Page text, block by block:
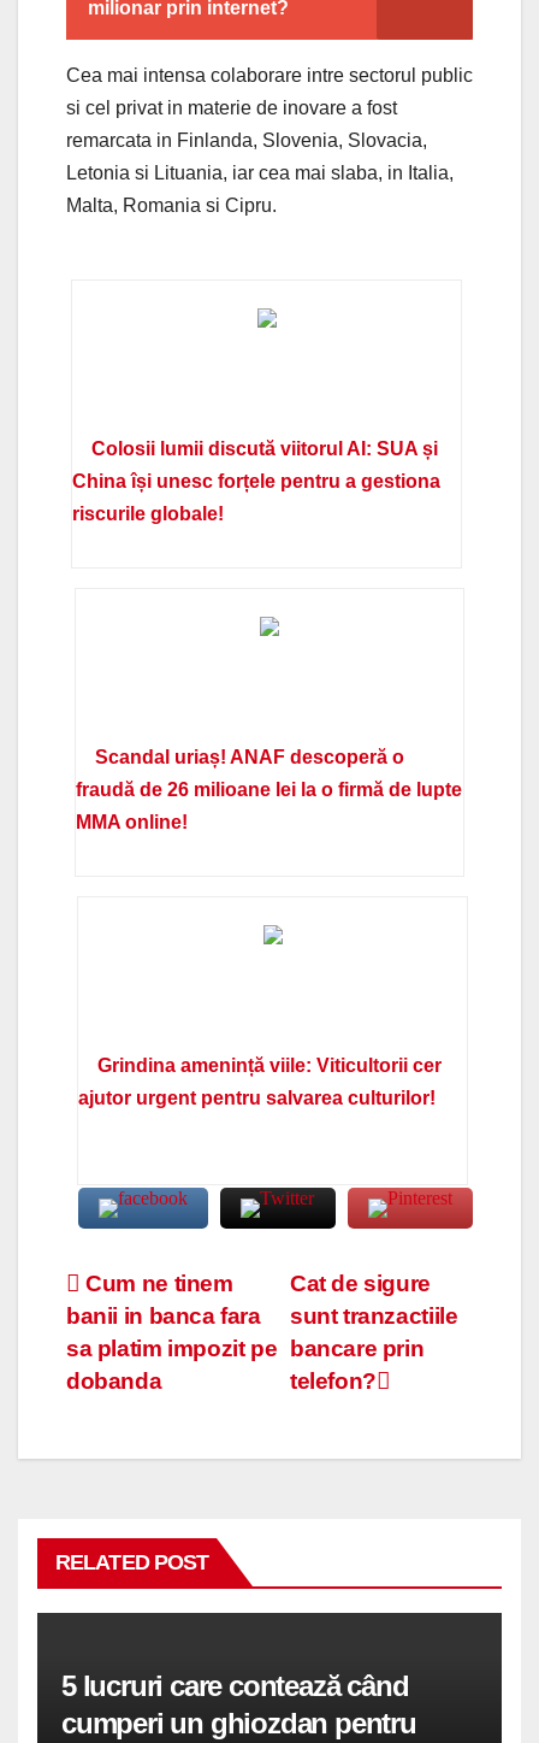
milionar prin internet?
Cea mai intensa colaborare intre sectorul public
si cel privat in materie de inovare a fost
remarcata in Finlanda, Slovenia, Slovacia,
Letonia si Lituania, iar cea mai slaba, in Italia,
Malta, Romania si Cipru.
Colosii lumii discută viitorul AI: SUA și
China își unesc forțele pentru a gestiona
riscurile globale!
Scandal uriaș! ANAF descoperă o
fraudă de 26 milioane lei la o firmă de lupte
MMA online!
Grindina amenință viile: Viticultorii cer
ajutor urgent pentru salvarea culturilor!
Navigare
în
articole
Cat de sigure
sunt tranzactiile
bancare prin
telefon?
Cum ne tinem
banii in banca fara
sa platim impozit pe
dobanda
RELATED POST
5 lucruri care contează când
cumperi un ghiozdan pentru